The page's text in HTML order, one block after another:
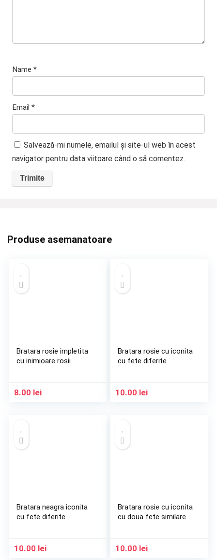
Name *
Email *
Salvează-mi numele, emailul și site-ul web în acest
navigator pentru data viitoare când o să comentez.
Produse asemanatoare
Bratara rosie impletita
cu inimioare rosii
8.00 lei
Bratara rosie cu iconita
cu fete diferite
10.00 lei
Bratara neagra iconita
cu fete diferite
10.00 lei
Bratara rosie cu iconita
cu doua fete similare
10.00 lei